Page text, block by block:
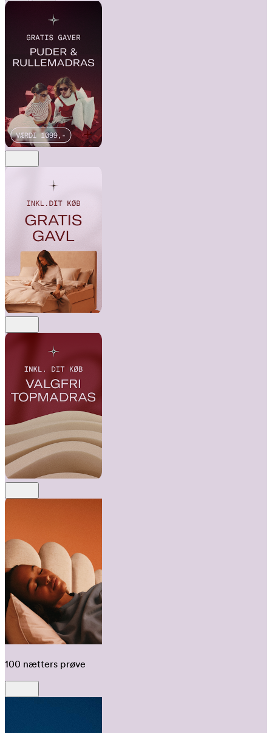
100 nætters prøve